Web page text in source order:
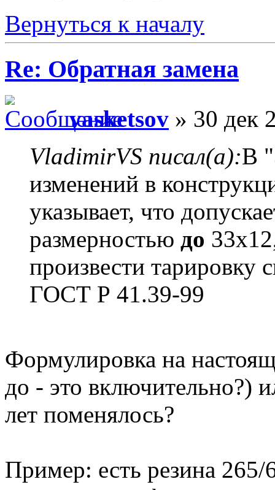
Вернуться к началу
Re: Обратная замена
vasketsov » 30 дек
VladimirVS писал(а):В
изменений в
указывает, что
размерностью до
произвести тарировку
ГОСТ Р 41.39-99
Формулировка на
до - это включительно?)
лет поменялось?
Пример: есть резина 265/